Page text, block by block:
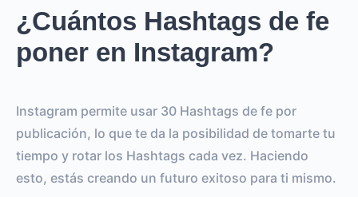
¿Cuántos Hashtags de fe
poner en Instagram?
Instagram permite usar 30 Hashtags de fe por
publicación, lo que te da la posibilidad de tomarte tu
tiempo y rotar los Hashtags cada vez. Haciendo
esto, estás creando un futuro exitoso para ti mismo.